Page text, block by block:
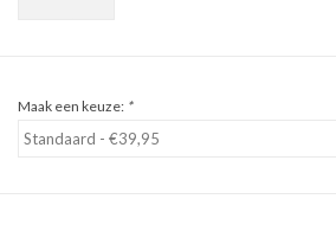
Maak een keuze: *